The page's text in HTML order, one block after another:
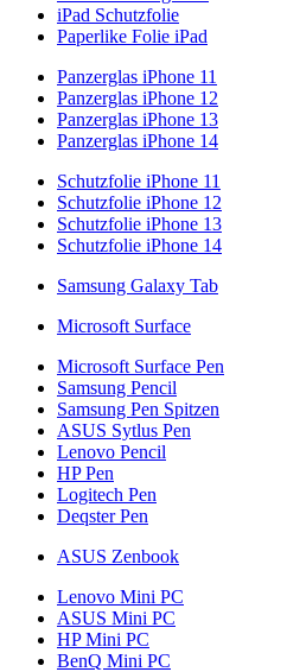
iPad Schutzfolie
Paperlike Folie iPad
Panzerglas iPhone 11
Panzerglas iPhone 12
Panzerglas iPhone 13
Panzerglas iPhone 14
Schutzfolie iPhone 11
Schutzfolie iPhone 12
Schutzfolie iPhone 13
Schutzfolie iPhone 14
Samsung Galaxy Tab
Microsoft Surface
Microsoft Surface Pen
Samsung Pencil
Samsung Pen Spitzen
ASUS Sytlus Pen
Lenovo Pencil
HP Pen
Logitech Pen
Deqster Pen
ASUS Zenbook
Lenovo Mini PC
ASUS Mini PC
HP Mini PC
BenQ Mini PC